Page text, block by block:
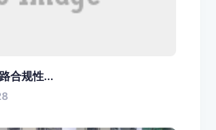
合规性...